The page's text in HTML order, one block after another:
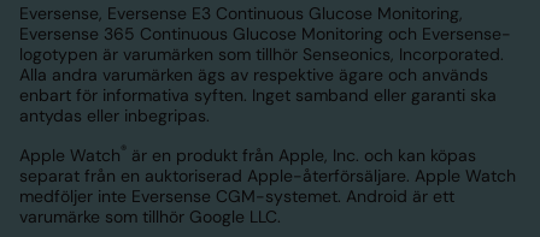
Eversense, Eversense E3 Continuous Glucose Monitoring,
Eversense 365 Continuous Glucose Monitoring och Eversense-
logotypen är varumärken som tillhör Senseonics, Incorporated.
Alla andra varumärken ägs av respektive ägare och används
enbart för informativa syften. Inget samband eller garanti ska
antydas eller inbegripas.
Apple Watch® är en produkt från Apple, Inc. och kan köpas
separat från en auktoriserad Apple-återförsäljare. Apple Watch
medföljer inte Eversense CGM-systemet. Android är ett
varumärke som tillhör Google LLC.